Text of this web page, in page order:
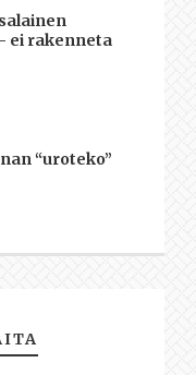
ei rakenneta
“uroteko”